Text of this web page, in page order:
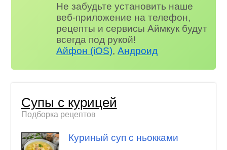
Не забудьте установить наше
веб-приложение на телефон,
рецепты и сервисы Аймкук будут
всегда под рукой!
Айфон (iOS),Андроид
Супы с курицей
Подборка рецептов
Куриный суп с ньокками